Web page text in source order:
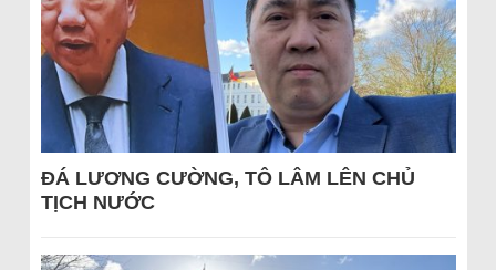
ĐÁ LƯƠNG CƯỜNG, TÔ LÂM LÊN CHỦ
TỊCH NƯỚC